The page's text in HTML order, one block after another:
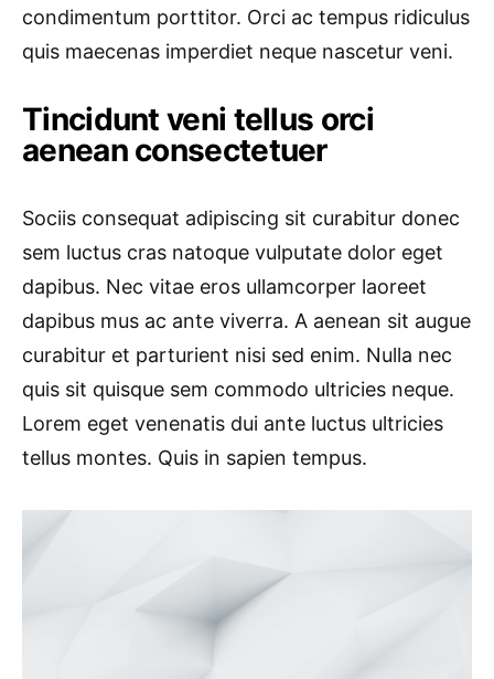
condimentum porttitor. Orci ac tempus ridiculus
quis maecenas imperdiet neque nascetur veni.
Tincidunt veni tellus orci
aenean consectetuer
Sociis consequat adipiscing sit curabitur donec
sem luctus cras natoque vulputate dolor eget
dapibus. Nec vitae eros ullamcorper laoreet
dapibus mus ac ante viverra. A aenean sit augue
curabitur et parturient nisi sed enim. Nulla nec
quis sit quisque sem commodo ultricies neque.
Lorem eget venenatis dui ante luctus ultricies
tellus montes. Quis in sapien tempus.